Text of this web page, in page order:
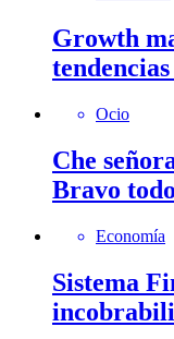
Growth
Ocio
Che
Bravo
Economía
Sistema